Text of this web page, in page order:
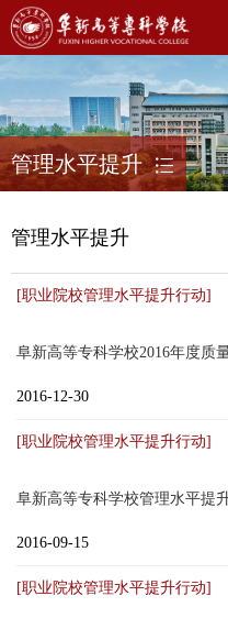
管理水平提升
管理水平提升
[职业院校管理水平提升行动]
阜新高等专科学校2016年度质
2016-12-30
[职业院校管理水平提升行动]
阜新高等专科学校管理水平提
2016-09-15
[职业院校管理水平提升行动]